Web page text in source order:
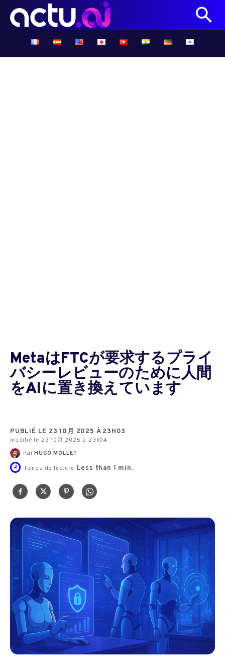
MetaはFTCが要求するプライ
バシーレビューのために人間
をAIに置き換えています
PUBLIÉ LE 23 10月 2025 À 23H03
modifié le 23 10月 2025 à 23h04
Par HUGO MOLLET
Temps de lecture Less than 1 min.